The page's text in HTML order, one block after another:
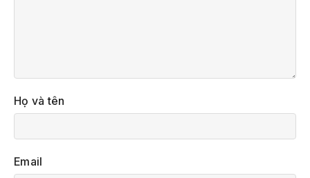
Họ và tên
Email